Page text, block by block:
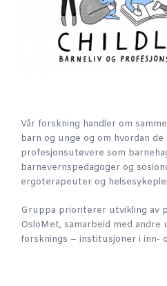
Vår forskning handler om
barn og unge og om hvordan
profesjonsutøvere som
barnevernspedagoger og
ergoterapeuter og
Gruppa prioriterer utvikling av
OsloMet, samarbeid med
forsknings – institusjoner i inn-